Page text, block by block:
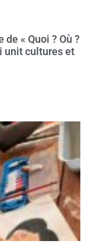
« Quoi ? Où ?
unit cultures et